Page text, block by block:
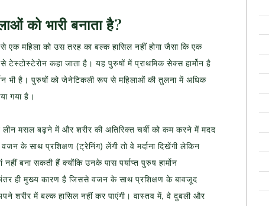
को भारी बनाता है?
महिला को उस तरह का बल्क हासिल नहीं होगा जैसा कि एक
कहा जाता है। यह पुरुषों में प्राथमिक सेक्स हार्मोन है
भी है। पुरुषों को जेनेटिकली रूप से महिलाओं की तुलना में अधिक
गया है।
लीन मसल बढ़ने में और शरीर की अतिरिक्त चर्बी को कम करने में मदद
के साथ प्रशिक्षण (ट्रेनिंग) लेंगी तो वे मर्दाना दिखेंगी लेकिन
बना सकती हैं क्योंकि उनके पास पर्याप्त पुरुष हार्मोन
अंतर ही मुख्य कारण है जिससे वजन के साथ प्रशिक्षण के बावजूद
शरीर में बल्क हासिल नहीं कर पाएंगी। वास्तव में, वे दुबली और